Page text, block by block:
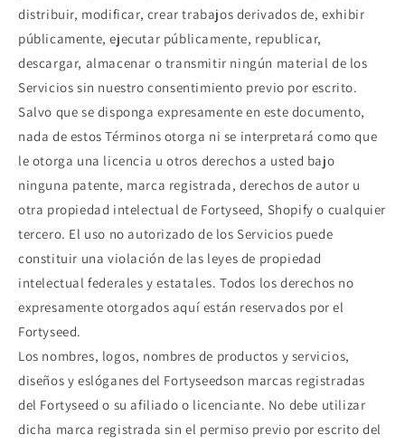
distribuir, modificar, crear trabajos derivados de, exhibir
públicamente, ejecutar públicamente, republicar,
descargar, almacenar o transmitir ningún material de los
Servicios sin nuestro consentimiento previo por escrito.
Salvo que se disponga expresamente en este documento,
nada de estos Términos otorga ni se interpretará como que
le otorga una licencia u otros derechos a usted bajo
ninguna patente, marca registrada, derechos de autor u
otra propiedad intelectual de Fortyseed, Shopify o cualquier
tercero. El uso no autorizado de los Servicios puede
constituir una violación de las leyes de propiedad
intelectual federales y estatales. Todos los derechos no
expresamente otorgados aquí están reservados por el
Fortyseed.
Los nombres, logos, nombres de productos y servicios,
diseños y eslóganes del Fortyseedson marcas registradas
del Fortyseed o su afiliado o licenciante. No debe utilizar
dicha marca registrada sin el permiso previo por escrito del